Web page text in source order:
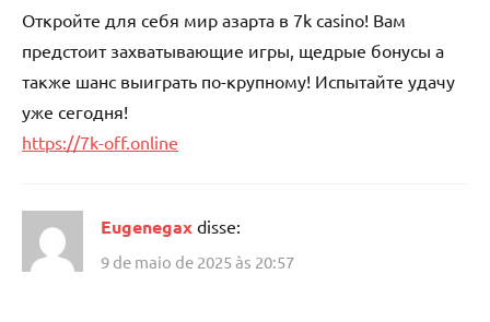
Откройте для себя мир азарта в 7k casino! Вам
предстоит захватывающие игры, щедрые бонусы а
также шанс выиграть по-крупному! Испытайте удачу
уже сегодня!
https://7k-off.online
Eugenegax disse:
9 de maio de 2025 às 20:57